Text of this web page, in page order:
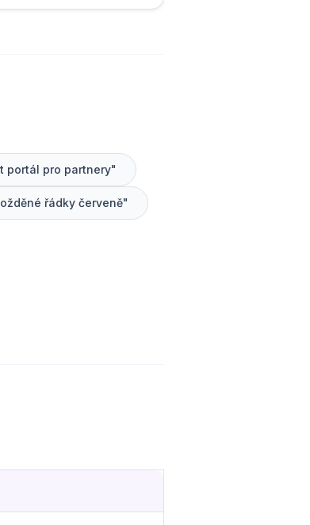
portál pro partnery"
řádky červeně"